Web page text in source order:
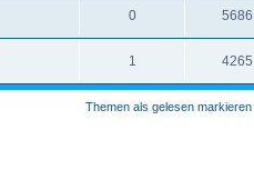
0 5686
1 4265
Themen als gelesen markieren